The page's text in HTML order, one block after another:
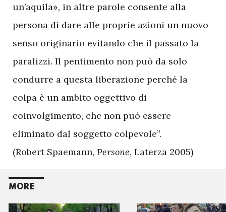
un’aquila», in altre parole consente alla
persona di dare alle proprie azioni un nuovo
senso originario evitando che il passato la
paralizzi. Il pentimento non può da solo
condurre a questa liberazione perché la
colpa è un ambito oggettivo di
coinvolgimento, che non può essere
eliminato dal soggetto colpevole”.
(Robert Spaemann, Persone, Laterza 2005)
MORE